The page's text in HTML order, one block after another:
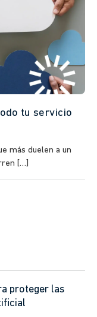
tu servicio
más duelen a un
[…]
proteger las